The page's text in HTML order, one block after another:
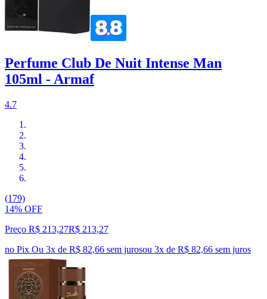
Perfume Club De Nuit Intense Man
105ml - Armaf
4.7
(179)
14% OFF
Preço R$ 213,27R$ 213,27
no Pix Ou 3x de R$ 82,66 sem jurosou 3x de R$ 82,66 sem juros